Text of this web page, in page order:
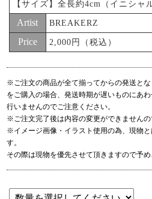
【サイズ】全長約4cm（イニシャ
Artist BREAKERZ
Price 2,000円（税込）
※ご注文の商品が全て揃ってからの発送と
をご購入の場合、発送時期が遅いものにあ
行いませんのでご注意ください。
※ご注文完了後は内容の変更ができませんの
※イメージ画像・イラスト使用の為、現物
す。
その際は現物を優先させて頂きますので予め